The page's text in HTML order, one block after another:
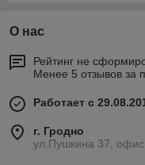
О нас
Рейтинг не
Менее 5 отзывов за
Работает с
г. Гродно
ул.Пушкина 37,